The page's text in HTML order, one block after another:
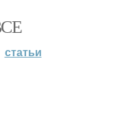
статьи